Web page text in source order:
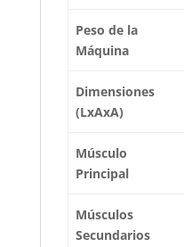
Peso de la
Máquina
Dimensiones
(LxAxA)
Músculo
Principal
Músculos
Secundarios